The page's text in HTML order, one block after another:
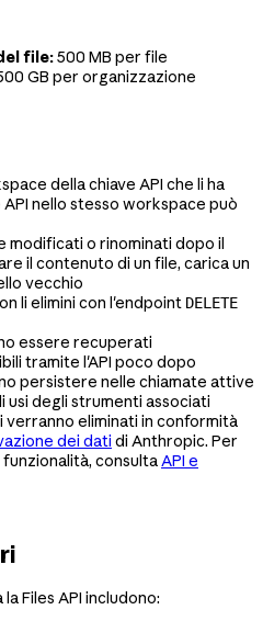
file:500 MB per file
GB per organizzazione
della chiave API che li ha
nello stesso workspace può
modificati o rinominati dopo il
il contenuto di un file, carica un
vecchio
li elimini con l'endpoint DELETE
essere recuperati
tramite l'API poco dopo
persistere nelle chiamate attive
usi degli strumenti associati
verranno eliminati in conformità
dei dati di Anthropic. Per
consultaAPI e
Files API includono: